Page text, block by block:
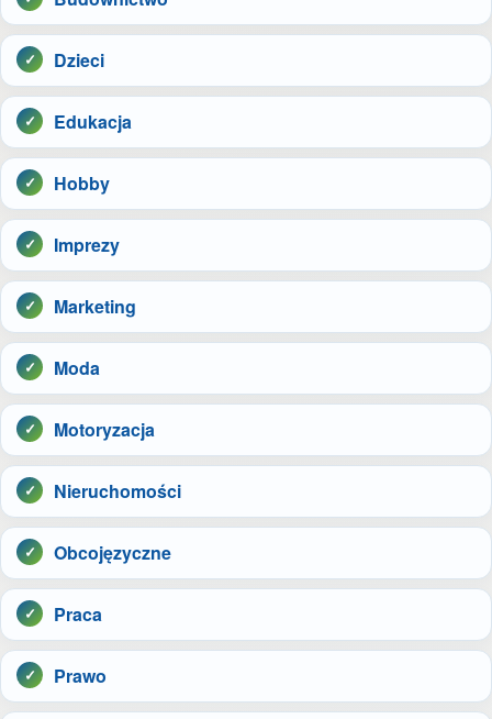
Dzieci
Edukacja
Hobby
Imprezy
Marketing
Moda
Motoryzacja
Nieruchomości
Obcojęzyczne
Praca
Prawo